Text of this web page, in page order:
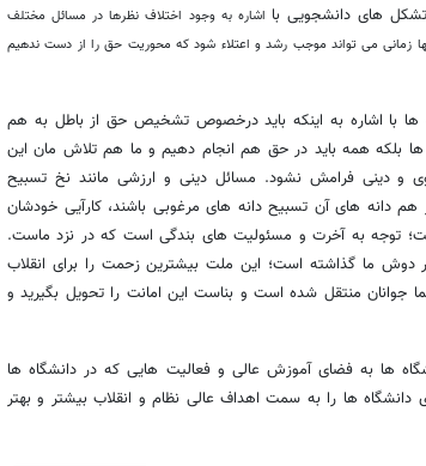
های دانشجویی با اشاره به وجود اختلاف نظرها در مسائل مختلف
زمانی می تواند موجب رشد و اعتلاء شود که محوریت حق را از دست ندهیم
ها با اشاره به اینکه باید درخصوص تشخیص حق از باطل به هم
همه باید در حق هم انجام دهیم و ما هم تلاش مان این
دینی فرامش نشود. مسائل دینی و ارزشی مانند نخ تسبیح
دانه های آن تسبیح دانه های مرغوبی باشند، کارآیی خودشان
توجه به آخرت و مسئولیت های بندگی است که در نزد ماست.
که این ملت 38 سال است بر دوش ما گذاشته است؛ این ملت بیشترین زحمت را برای انقلاب
منتقل شده است و بناست این امانت را تحویل بگیرید و
ها به فضای آموزش عالی و فعالیت هایی که در دانشگاه ها
ها را به سمت اهداف عالی نظام و انقلاب بیشتر و بهتر